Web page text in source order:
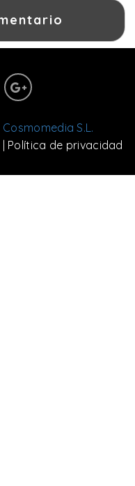
Cosmomedia S.L.
| Política de privacidad